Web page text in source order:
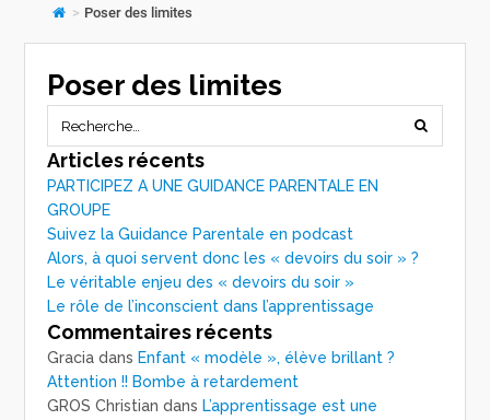
> Poser des limites
Poser des limites
Articles récents
PARTICIPEZ A UNE GUIDANCE PARENTALE EN
GROUPE
Suivez la Guidance Parentale en podcast
Alors, à quoi servent donc les « devoirs du soir » ?
Le véritable enjeu des « devoirs du soir »
Le rôle de l’inconscient dans l’apprentissage
Commentaires récents
Gracia dans Enfant « modèle », élève brillant ?
Attention !! Bombe à retardement
GROS Christian dans L’apprentissage est une